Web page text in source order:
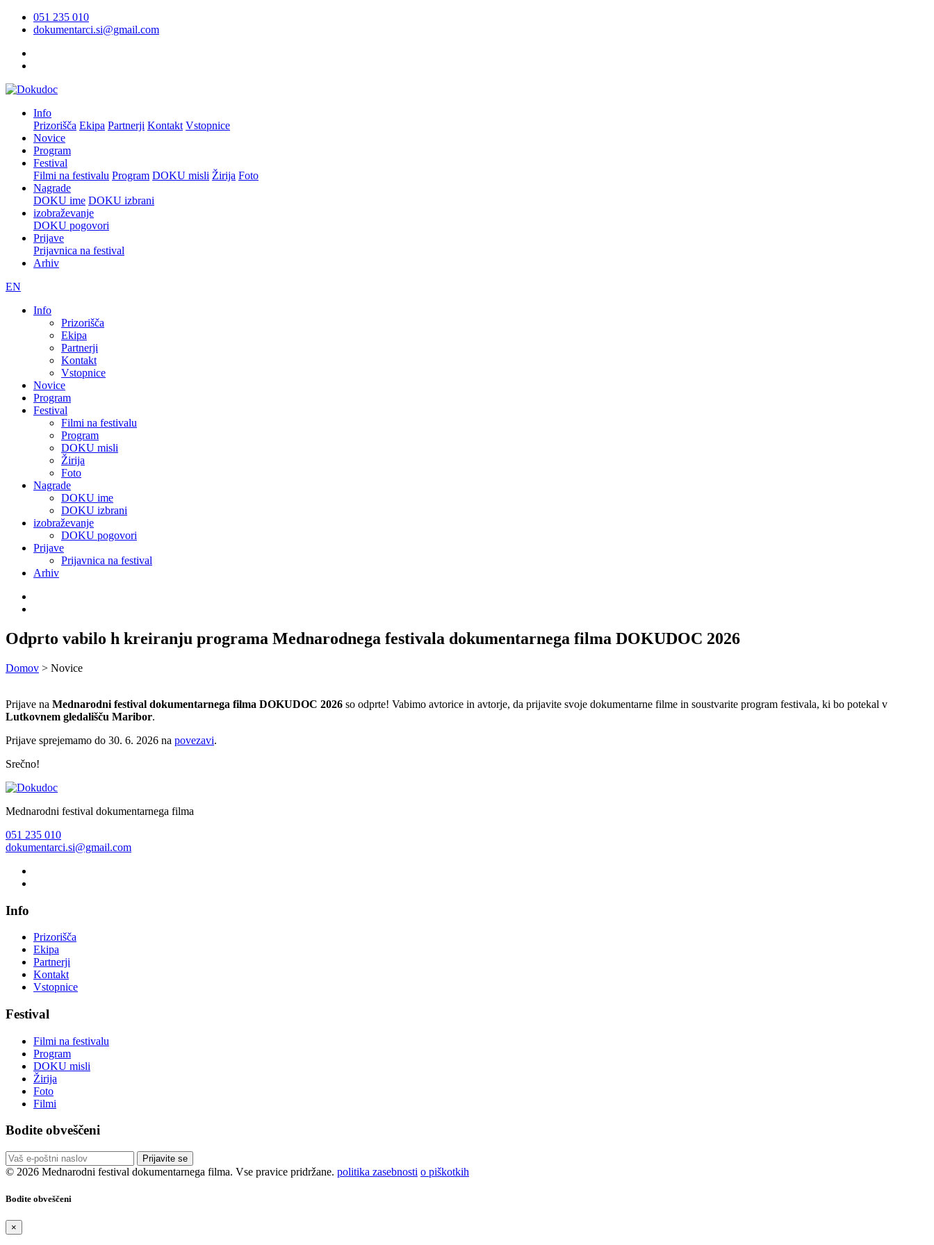
051 235 010
dokumentarci.si@gmail.com
Info
Prizorišča Ekipa Partnerji Kontakt Vstopnice
Novice
Program
Festival
Filmi na festivalu Program DOKU misli Žirija Foto
Nagrade
DOKU ime DOKU izbrani
izobraževanje
DOKU pogovori
Prijave
Prijavnica na festival
Arhiv
EN
Info
Prizorišča
Ekipa
Partnerji
Kontakt
Vstopnice
Novice
Program
Festival
Filmi na festivalu
Program
DOKU misli
Žirija
Foto
Nagrade
DOKU ime
DOKU izbrani
izobraževanje
DOKU pogovori
Prijave
Prijavnica na festival
Arhiv
Odprto vabilo h kreiranju programa Mednarodnega festivala dokumentarnega filma DOKUDOC 2026
Domov > Novice
Prijave na Mednarodni festival dokumentarnega filma DOKUDOC 2026 so odprte! Vabimo avtorice in avtorje, da prijavite svoje dokumentarne filme in soustvarite program festivala, ki bo potekal v
Lutkovnem gledališču Maribor.
Prijave sprejemamo do 30. 6. 2026 na povezavi.
Srečno!
Mednarodni festival dokumentarnega filma
051 235 010
dokumentarci.si@gmail.com
Info
Prizorišča
Ekipa
Partnerji
Kontakt
Vstopnice
Festival
Filmi na festivalu
Program
DOKU misli
Žirija
Foto
Filmi
Bodite obveščeni
Prijavite se
© 2026 Mednarodni festival dokumentarnega filma. Vse pravice pridržane. politika zasebnosti o piškotkih
Bodite obveščeni
×